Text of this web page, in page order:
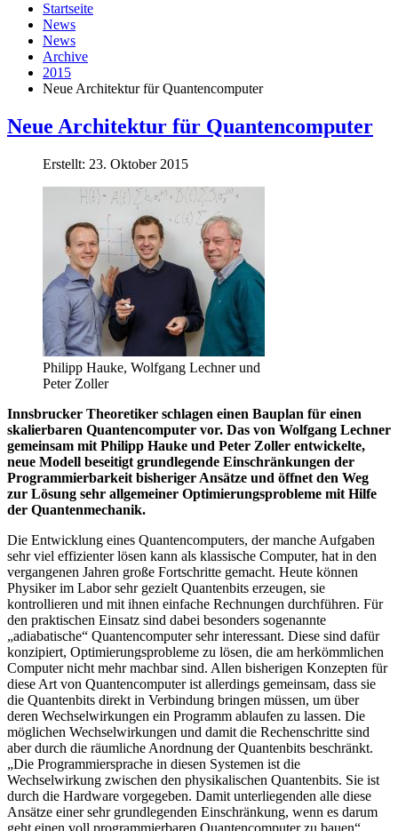
Startseite
News
News
Archive
2015
Neue Architektur für Quantencomputer
Neue Architektur für Quantencomputer
Erstellt: 23. Oktober 2015
Philipp Hauke, Wolfgang Lechner und
Peter Zoller
Innsbrucker Theoretiker schlagen einen Bauplan für einen
skalierbaren Quantencomputer vor. Das von Wolfgang Lechner
gemeinsam mit Philipp Hauke und Peter Zoller entwickelte,
neue Modell beseitigt grundlegende Einschränkungen der
Programmierbarkeit bisheriger Ansätze und öffnet den Weg
zur Lösung sehr allgemeiner Optimierungsprobleme mit Hilfe
der Quantenmechanik.
Die Entwicklung eines Quantencomputers, der manche Aufgaben
sehr viel effizienter lösen kann als klassische Computer, hat in den
vergangenen Jahren große Fortschritte gemacht. Heute können
Physiker im Labor sehr gezielt Quantenbits erzeugen, sie
kontrollieren und mit ihnen einfache Rechnungen durchführen. Für
den praktischen Einsatz sind dabei besonders sogenannte
„adiabatische“ Quantencomputer sehr interessant. Diese sind dafür
konzipiert, Optimierungsprobleme zu lösen, die am herkömmlichen
Computer nicht mehr machbar sind. Allen bisherigen Konzepten für
diese Art von Quantencomputer ist allerdings gemeinsam, dass sie
die Quantenbits direkt in Verbindung bringen müssen, um über
deren Wechselwirkungen ein Programm ablaufen zu lassen. Die
möglichen Wechselwirkungen und damit die Rechenschritte sind
aber durch die räumliche Anordnung der Quantenbits beschränkt.
„Die Programmiersprache in diesen Systemen ist die
Wechselwirkung zwischen den physikalischen Quantenbits. Sie ist
durch die Hardware vorgegeben. Damit unterliegenden alle diese
Ansätze einer sehr grundlegenden Einschränkung, wenn es darum
geht einen voll programmierbaren Quantencomputer zu bauen“,